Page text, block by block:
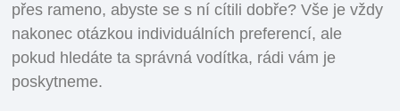
přes rameno, abyste se s ní cítili dobře? Vše je vždy
nakonec otázkou individuálních preferencí, ale
pokud hledáte ta správná vodítka, rádi vám je
poskytneme.